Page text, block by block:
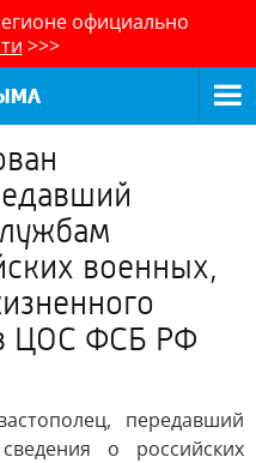
официально
>>>
военных,
ЦОС ФСБ РФ
передавший
о российских